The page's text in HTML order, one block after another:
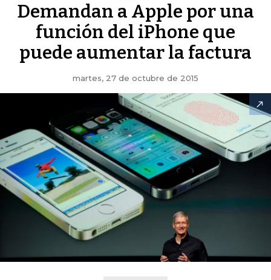
Demandan a Apple por una
función del iPhone que
puede aumentar la factura
martes, 27 de octubre de 2015